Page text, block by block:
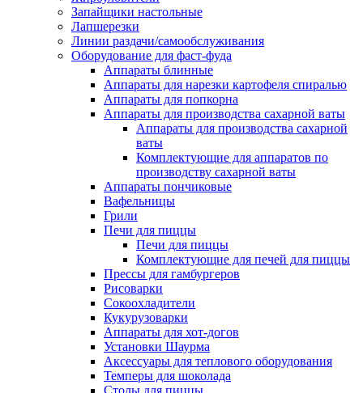
Запайщики настольные
Лапшерезки
Линии раздачи/самообслуживания
Оборудование для фаст-фуда
Аппараты блинные
Аппараты для нарезки картофеля спиралью
Аппараты для попкорна
Аппараты для производства сахарной ваты
Аппараты для производства сахарной
ваты
Комплектующие для аппаратов по
производству сахарной ваты
Аппараты пончиковые
Вафельницы
Грили
Печи для пиццы
Печи для пиццы
Комплектующие для печей для пиццы
Прессы для гамбургеров
Рисоварки
Сокоохладители
Кукурузоварки
Аппараты для хот-догов
Установки Шаурма
Аксессуары для теплового оборудования
Темперы для шоколада
Столы для пиццы